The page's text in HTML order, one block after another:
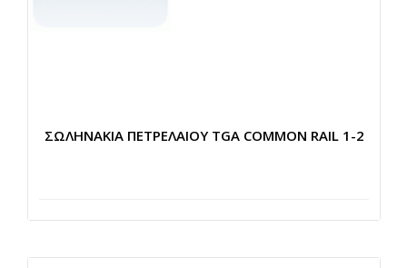
ΣΩΛΗΝΑΚΙΑ ΠΕΤΡΕΛΑΙΟΥ TGA COMMON RAIL 1-2